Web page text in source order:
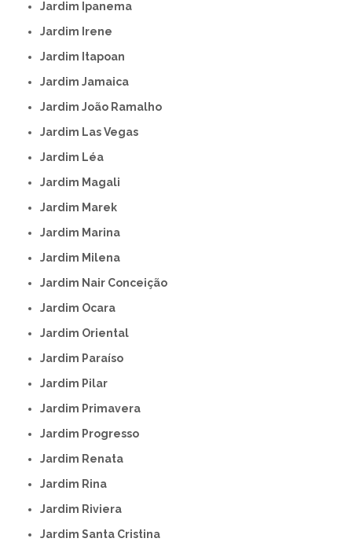
Jardim Ipanema
Jardim Irene
Jardim Itapoan
Jardim Jamaica
Jardim João Ramalho
Jardim Las Vegas
Jardim Léa
Jardim Magali
Jardim Marek
Jardim Marina
Jardim Milena
Jardim Nair Conceição
Jardim Ocara
Jardim Oriental
Jardim Paraíso
Jardim Pilar
Jardim Primavera
Jardim Progresso
Jardim Renata
Jardim Rina
Jardim Riviera
Jardim Santa Cristina